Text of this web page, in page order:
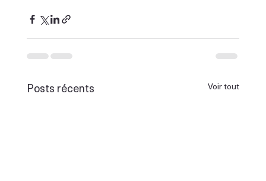
Posts récents Voir tout